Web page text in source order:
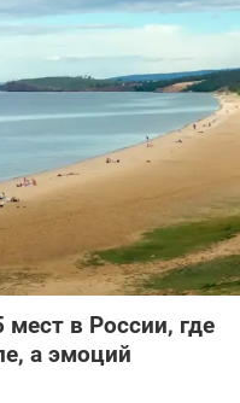
в России, где
а эмоций